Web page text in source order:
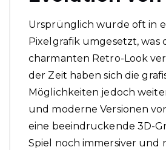
Ursprünglich wurde oft in
Pixelgrafik umgesetzt, was
charmanten Retro-Look
der Zeit haben sich die
Möglichkeiten jedoch
und moderne Versionen
eine beeindruckende 3D-
Spiel noch immersiver und